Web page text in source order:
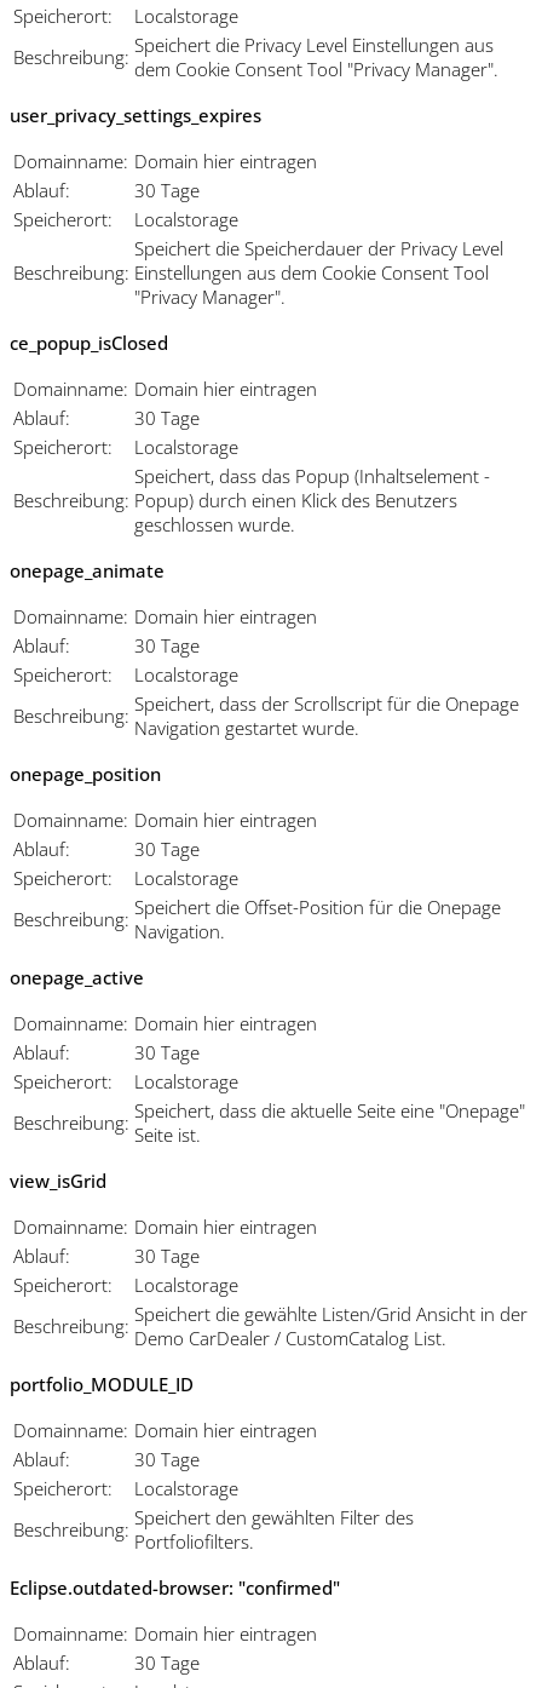
Speicherort:
Localstorage
Beschreibung: Speichert die Privacy Level Einstellungen aus
dem Cookie Consent Tool "Privacy Manager".
user_privacy_settings_expires
Domainname: Domain hier eintragen
Ablauf:
30 Tage
Speicherort:
Localstorage
Beschreibung:
Speichert die Speicherdauer der Privacy Level
Einstellungen aus dem Cookie Consent Tool
"Privacy Manager".
ce_popup_isClosed
Domainname: Domain hier eintragen
Ablauf:
30 Tage
Speicherort:
Localstorage
Beschreibung:
Speichert, dass das Popup (Inhaltselement -
Popup) durch einen Klick des Benutzers
geschlossen wurde.
onepage_animate
Domainname: Domain hier eintragen
Ablauf:
30 Tage
Speicherort:
Localstorage
Beschreibung: Speichert, dass der Scrollscript für die Onepage
Navigation gestartet wurde.
onepage_position
Domainname: Domain hier eintragen
Ablauf:
30 Tage
Speicherort:
Localstorage
Beschreibung: Speichert die Offset-Position für die Onepage
Navigation.
onepage_active
Domainname: Domain hier eintragen
Ablauf:
30 Tage
Speicherort:
Localstorage
Beschreibung: Speichert, dass die aktuelle Seite eine "Onepage"
Seite ist.
view_isGrid
Domainname: Domain hier eintragen
Ablauf:
30 Tage
Speicherort:
Localstorage
Beschreibung: Speichert die gewählte Listen/Grid Ansicht in der
Demo CarDealer / CustomCatalog List.
portfolio_MODULE_ID
Domainname: Domain hier eintragen
Ablauf:
30 Tage
Speicherort:
Localstorage
Beschreibung: Speichert den gewählten Filter des
Portfoliofilters.
Eclipse.outdated-browser: "confirmed"
Domainname: Domain hier eintragen
Ablauf:
30 Tage